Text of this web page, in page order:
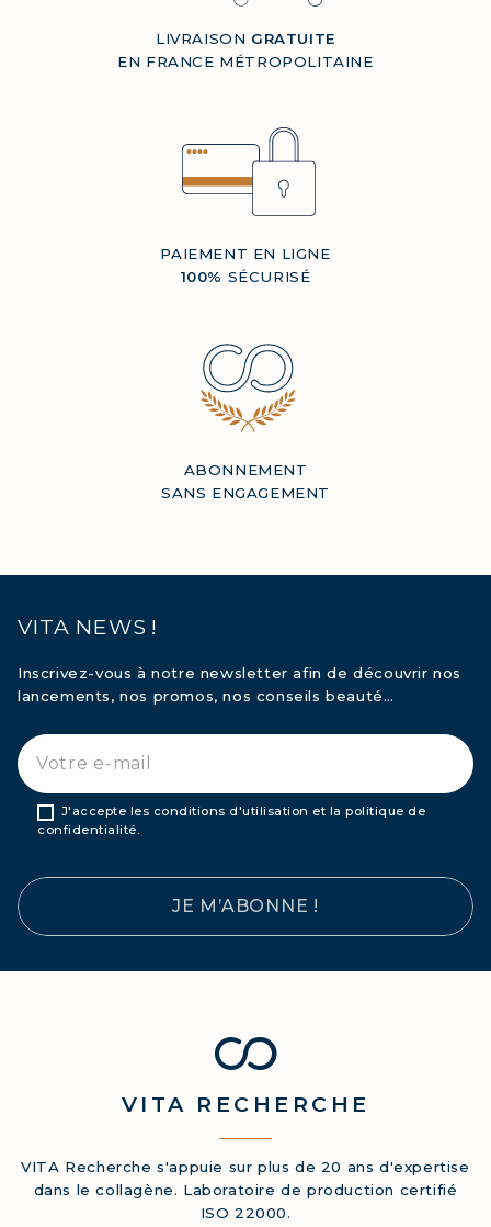
LIVRAISON GRATUITE
EN FRANCE MÉTROPOLITAINE
PAIEMENT EN LIGNE
100% SÉCURISÉ
ABONNEMENT
SANS ENGAGEMENT
VITA NEWS !
Inscrivez-vous à notre newsletter afin de découvrir nos
lancements, nos promos, nos conseils beauté…
J'accepte les conditions d'utilisation et la politique de
confidentialité.
JE M’ABONNE !
VITA RECHERCHE
VITA Recherche s'appuie sur plus de 20 ans d'expertise
dans le collagène. Laboratoire de production certifié
ISO 22000.